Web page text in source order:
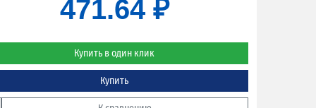
471.64 ₽
Купить в один клик
Купить